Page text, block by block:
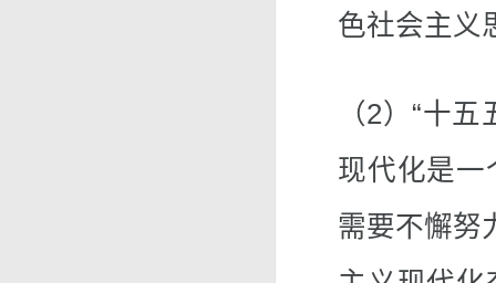
色社会主义
（2）“十
现代化是一
需要不懈努